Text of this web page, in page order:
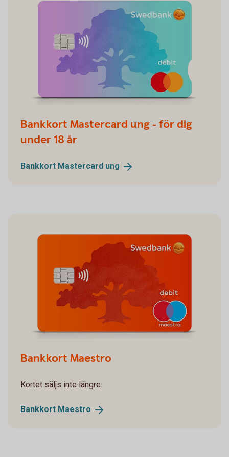
Bankkort Mastercard ung - för dig
under 18 år
Bankkort Mastercard ung
Bankkort Maestro
Kortet säljs inte längre.
Bankkort Maestro